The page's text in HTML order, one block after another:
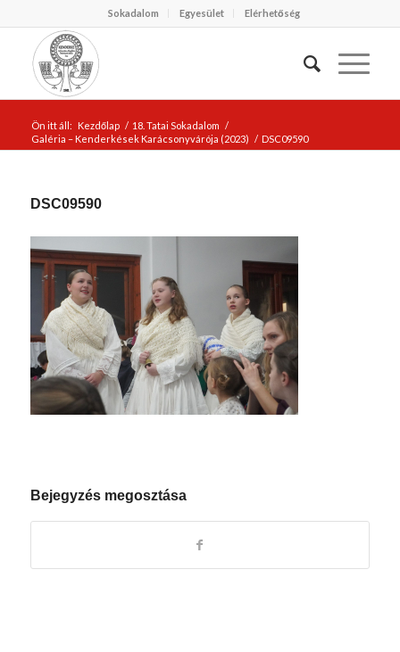
Sokadalom Egyesület Elérhetőség
Ön itt áll: Kezdőlap / 18. Tatai Sokadalom /
Galéria – Kenderkések Karácsonyvárója (2023) / DSC09590
DSC09590
Bejegyzés megosztása